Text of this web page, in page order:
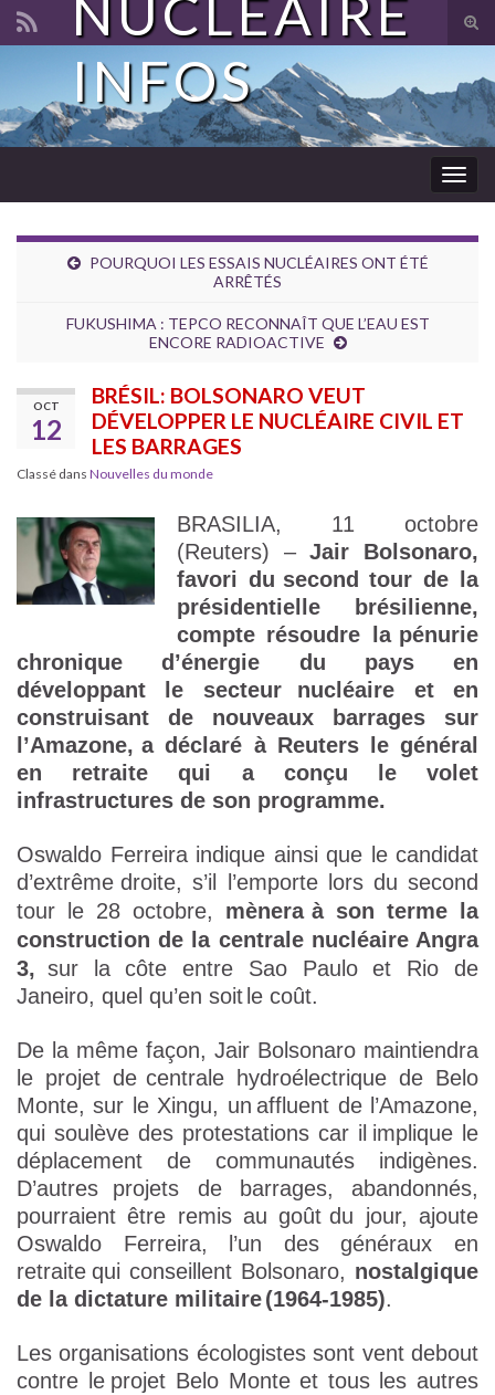
Search for:
NUCLÉAIRE
INFOS
POURQUOI LES ESSAIS NUCLÉAIRES ONT ÉTÉ
ARRÊTÉS
FUKUSHIMA : TEPCO RECONNAÎT QUE L’EAU EST
ENCORE RADIOACTIVE
OCT
12
BRÉSIL: BOLSONARO VEUT
DÉVELOPPER LE NUCLÉAIRE CIVIL ET
LES BARRAGES
Classé dans Nouvelles du monde
BRASILIA, 11 octobre
(Reuters) –Jair Bolsonaro,
favori du second tour de la
présidentielle brésilienne,
compte résoudre la pénurie
chronique d’énergie du pays en
développant le secteur
nucléaire et en
construisant de nouveaux barrages sur
l’Amazone, a déclaré à Reuters le général
en retraite qui a conçu le volet
infrastructures de son programme.
Oswaldo Ferreira indique ainsi que le candidat
d’extrême droite, s’il l’emporte lors du second
tour le 28 octobre, mènera à son terme la
construction de la centrale nucléaire Angra
3, sur la côte entre Sao Paulo et Rio de
Janeiro, quel qu’en soit le coût.
De la même façon, Jair Bolsonaro maintiendra
le projet de centrale hydroélectrique de Belo
Monte, sur le Xingu, un affluent de l’Amazone,
qui soulève des protestations car il implique le
déplacement de communautés indigènes.
D’autres
projets de barrages, abandonnés,
pourraient être remis au goût du jour, ajoute
Oswaldo Ferreira, l’un des généraux en
retraite qui conseillent Bolsonaro, nostalgique
de la dictature militaire(1964-1985).
Les organisations écologistes sont vent debout
contre le projet Belo Monte et tous les autres